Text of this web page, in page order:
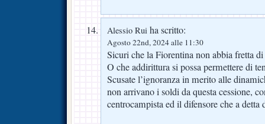
Alessio Rui ha scritto:
Agosto 22nd, 2024 alle 11:30
Sicuri che la Fiorentina non abbia fretta
O che addirittura si possa permettere di
Scusate l’ignoranza in merito alle
non arrivano i soldi da questa cessione,
centrocampista ed il difensore che a detta